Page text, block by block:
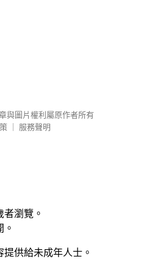
與圖片權利屬原作者所有
服務聲明
瀏覽。
供給未成年人士。